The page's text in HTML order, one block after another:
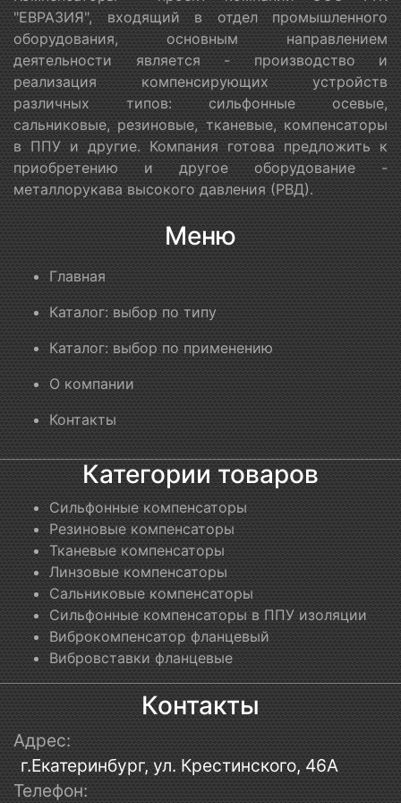
"ЕВРАЗИЯ", входящий в отдел промышленного
оборудования, основным направлением
деятельности является - производство и
реализация компенсирующих устройств
различных типов: сильфонные осевые,
сальниковые, резиновые, тканевые, компенсаторы
в ППУ и другие. Компания готова предложить к
приобретению и другое оборудование -
металлорукава высокого давления (РВД).
Меню
Главная
Каталог: выбор по типу
Каталог: выбор по применению
О компании
Контакты
Категории товаров
Сильфонные компенсаторы
Резиновые компенсаторы
Тканевые компенсаторы
Линзовые компенсаторы
Сальниковые компенсаторы
Сильфонные компенсаторы в ППУ изоляции
Виброкомпенсатор фланцевый
Вибровставки фланцевые
Контакты
Адрес:
г.Екатеринбург, ул. Крестинского, 46А
Телефон: